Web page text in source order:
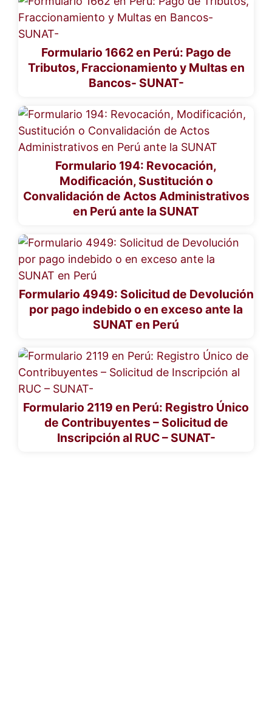
Formulario 1662 en Perú: Pago de
Tributos, Fraccionamiento y Multas en
Bancos- SUNAT-
Formulario 194: Revocación,
Modificación, Sustitución o
Convalidación de Actos Administrativos
en Perú ante la SUNAT
Formulario 4949: Solicitud de Devolución
por pago indebido o en exceso ante la
SUNAT en Perú
Formulario 2119 en Perú: Registro Único
de Contribuyentes – Solicitud de
Inscripción al RUC – SUNAT-